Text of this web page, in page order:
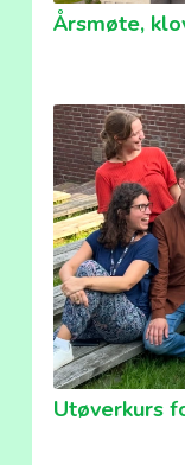
Utøverkurs